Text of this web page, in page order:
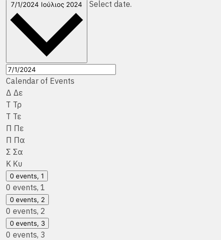
7/1/2024 Ιούλιος 2024 Select date.
Calendar of Events
Δ Δε
Τ Τρ
Τ Τε
Π Πε
Π Πα
Σ Σα
Κ Κυ
0 events, 1
0 events, 1
0 events, 2
0 events, 2
0 events, 3
0 events, 3